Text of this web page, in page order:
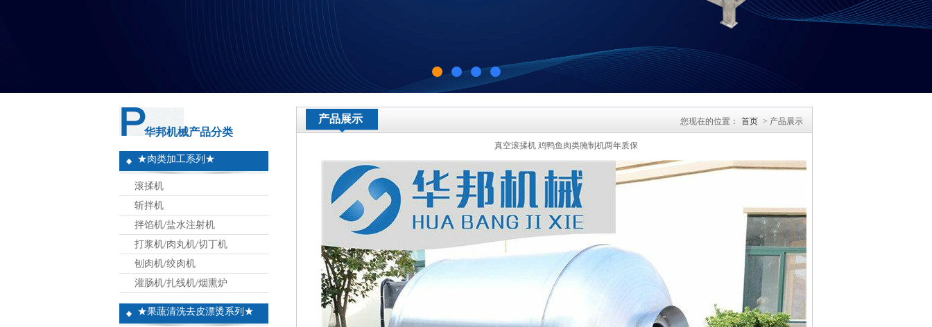
华邦机械产品分类
★肉类加工系列★
滚揉机
斩拌机
拌馅机/盐水注射机
打浆机/肉丸机/切丁机
刨肉机/绞肉机
灌肠机/扎线机/烟熏炉
★果蔬清洗去皮漂烫系列★
产品展示 您现在的位置： 首页 > 产品展示
真空滚揉机 鸡鸭鱼肉类腌制机两年质保